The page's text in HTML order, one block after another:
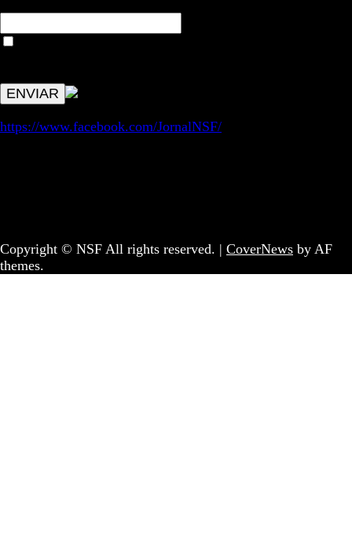
https://www.facebook.com/JornalNSF/
Copyright © NSF All rights reserved. | CoverNews by AF
themes.